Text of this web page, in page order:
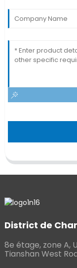
District de
8e étage, zone A,
Tianshan West